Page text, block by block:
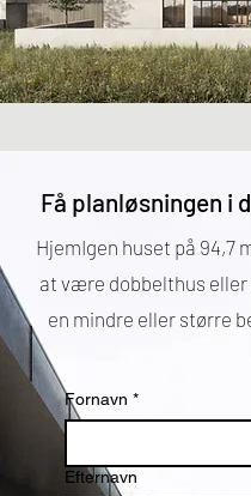
Få planløsningen i
HjemIgen huset på 94,7
at være dobbelthus
en mindre eller større
Fornavn *
Efternavn